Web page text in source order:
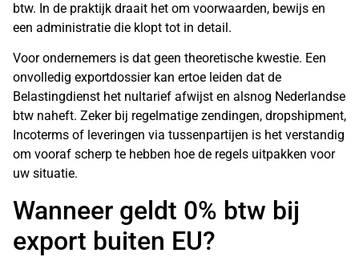
btw. In de praktijk draait het om voorwaarden, bewijs en
een administratie die klopt tot in detail.
Voor ondernemers is dat geen theoretische kwestie. Een
onvolledig exportdossier kan ertoe leiden dat de
Belastingdienst het nultarief afwijst en alsnog Nederlandse
btw naheft. Zeker bij regelmatige zendingen, dropshipment,
Incoterms of leveringen via tussenpartijen is het verstandig
om vooraf scherp te hebben hoe de regels uitpakken voor
uw situatie.
Wanneer geldt 0% btw bij
export buiten EU?